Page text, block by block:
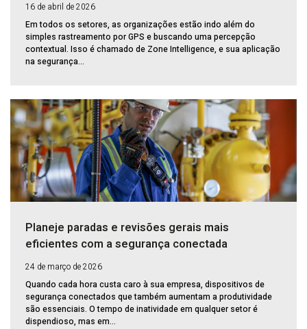
16 de abril de 2026
Em todos os setores, as organizações estão indo além do
simples rastreamento por GPS e buscando uma percepção
contextual. Isso é chamado de Zone Intelligence, e sua aplicação
na segurança...
Planeje paradas e revisões gerais mais
eficientes com a segurança conectada
24 de março de 2026
Quando cada hora custa caro à sua empresa, dispositivos de
segurança conectados que também aumentam a produtividade
são essenciais. O tempo de inatividade em qualquer setor é
dispendioso, mas em...